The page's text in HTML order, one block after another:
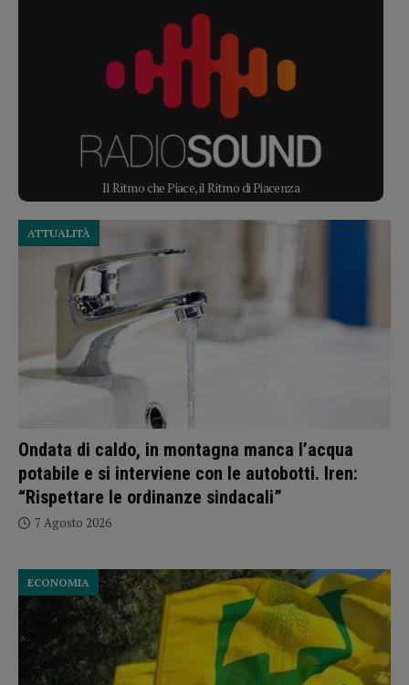
Il Ritmo che Piace, il Ritmo di Piacenza
Ondata di caldo, in montagna manca l’acqua
potabile e si interviene con le autobotti. Iren:
“Rispettare le ordinanze sindacali”
ATTUALITÀ
7 Agosto 2026
ECONOMIA